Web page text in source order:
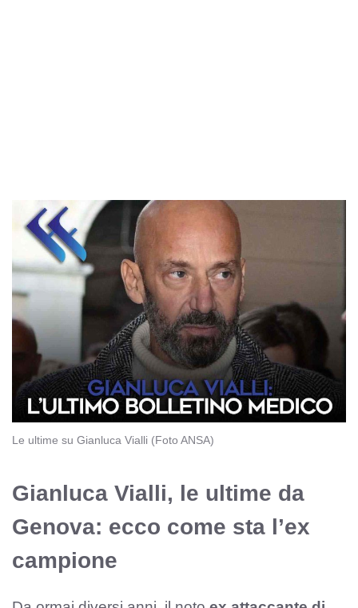
Le ultime su Gianluca Vialli (Foto ANSA)
Gianluca Vialli, le ultime da
Genova: ecco come sta l’ex
campione